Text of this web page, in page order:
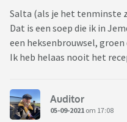
Salta (als je het tenminste
Dat is een soep die ik in
een heksenbrouwsel,
Ik heb helaas nooit het
Auditor
05-09-2021 om 17:08